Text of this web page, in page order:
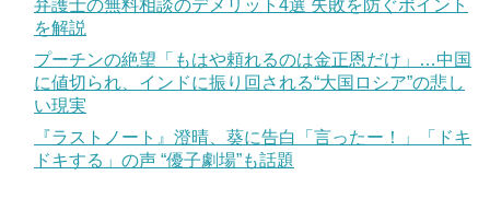
弁護士の無料相談のデメリット4選 失敗を防ぐポイント
を解説
プーチンの絶望「もはや頼れるのは金正恩だけ」…中国
に値切られ、インドに振り回される“大国ロシア”の悲し
い現実
『ラストノート』澄晴、葵に告白「言ったー！」「ドキ
ドキする」の声 “優子劇場”も話題